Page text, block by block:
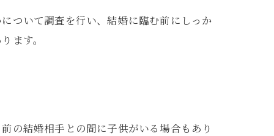
ついて調査を行い、結婚に臨む前にしっか
ます。
の結婚相手との間に子供がいる場合もあり